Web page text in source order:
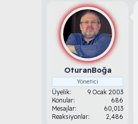
OturanBoğa
Yönetici
Üyelik
9 Ocak 2003
Konular
686
Mesajlar
60,013
Reaksiyonlar
2,486